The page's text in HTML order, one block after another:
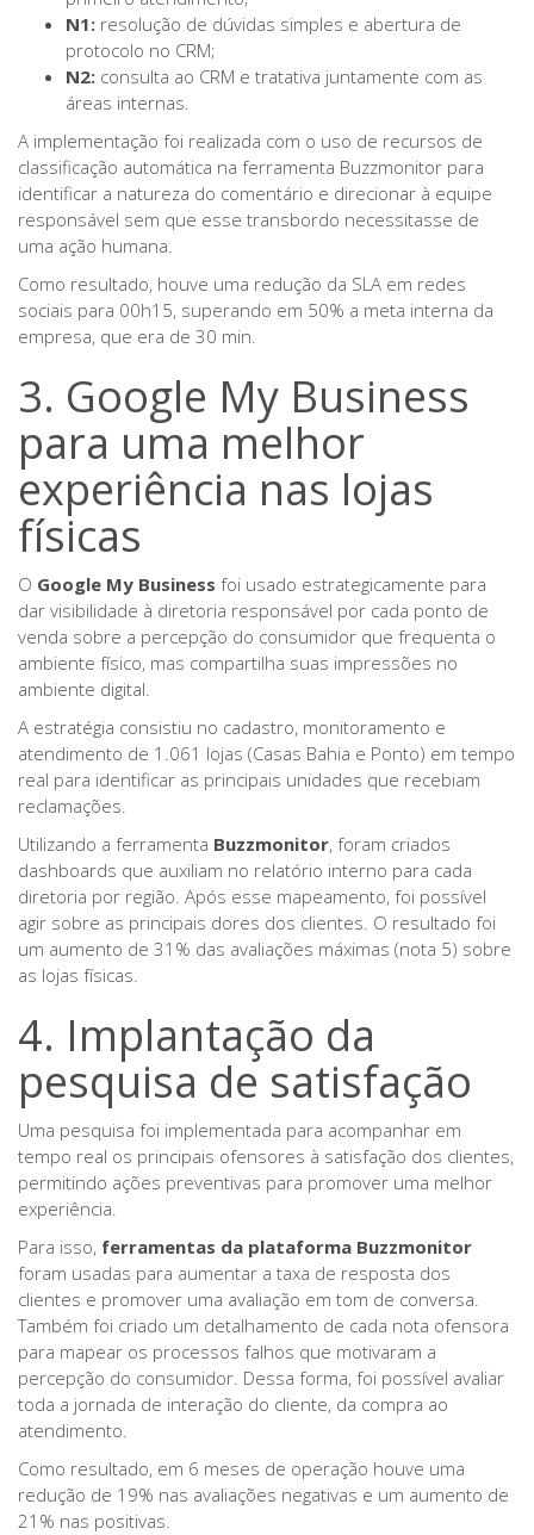
N1: resolução de dúvidas simples e abertura de
protocolo no CRM;
N2: consulta ao CRM e tratativa juntamente com as
áreas internas.
A implementação foi realizada com o uso de recursos de
classificação automática na ferramenta Buzzmonitor para
identificar a natureza do comentário e direcionar à equipe
responsável sem que esse transbordo necessitasse de
uma ação humana.
Como resultado, houve uma redução da SLA em redes
sociais para 00h15, superando em 50% a meta interna da
empresa, que era de 30 min.
3. Google My Business
para uma melhor
experiência nas lojas
físicas
O Google My Business foi usado estrategicamente para
dar visibilidade à diretoria responsável por cada ponto de
venda sobre a percepção do consumidor que frequenta o
ambiente físico, mas compartilha suas impressões no
ambiente digital.
A estratégia consistiu no cadastro, monitoramento e
atendimento de 1.061 lojas (Casas Bahia e Ponto) em tempo
real para identificar as principais unidades que recebiam
reclamações.
Utilizando a ferramenta Buzzmonitor, foram criados
dashboards que auxiliam no relatório interno para cada
diretoria por região. Após esse mapeamento, foi possível
agir sobre as principais dores dos clientes. O resultado foi
um aumento de 31% das avaliações máximas (nota 5) sobre
as lojas físicas.
4. Implantação da
pesquisa de satisfação
Uma pesquisa foi implementada para acompanhar em
tempo real os principais ofensores à satisfação dos clientes,
permitindo ações preventivas para promover uma melhor
experiência.
Para isso, ferramentas da plataforma Buzzmonitor
foram usadas para aumentar a taxa de resposta dos
clientes e promover uma avaliação em tom de conversa.
Também foi criado um detalhamento de cada nota ofensora
para mapear os processos falhos que motivaram a
percepção do consumidor. Dessa forma, foi possível avaliar
toda a jornada de interação do cliente, da compra ao
atendimento.
Como resultado, em 6 meses de operação houve uma
redução de 19% nas avaliações negativas e um aumento de
21% nas positivas.